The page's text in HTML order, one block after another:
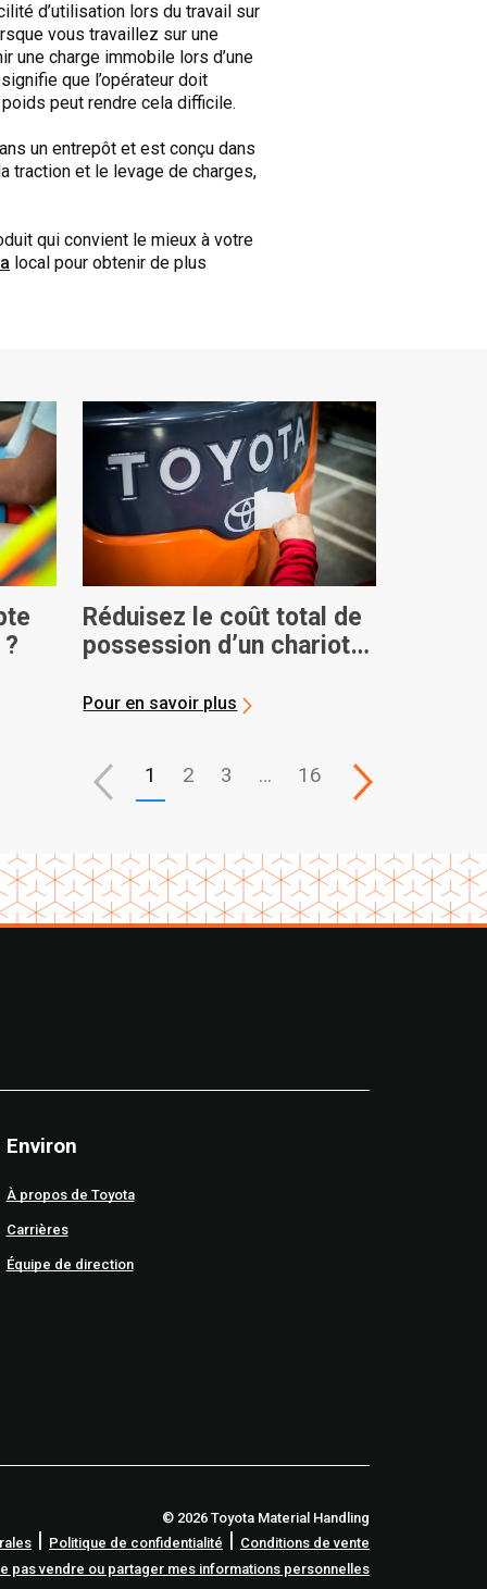
d’utilisation lors du travail sur
vous travaillez sur une
une charge immobile lors d’une
que l’opérateur doit
peut rendre cela difficile.
un entrepôt et est conçu dans
traction et le levage de charges,
qui convient le mieux à votre
local pour obtenir de plus
Réduisez le coût total de
possession d’un chariot
Pour en savoir plus
1 2 3 … 16
Environ
À propos de Toyota
Carrières
Équipe de direction
© 2026 Toyota Material Handling
| Politique de confidentialité | Conditions de vente
pas vendre ou partager mes informations personnelles